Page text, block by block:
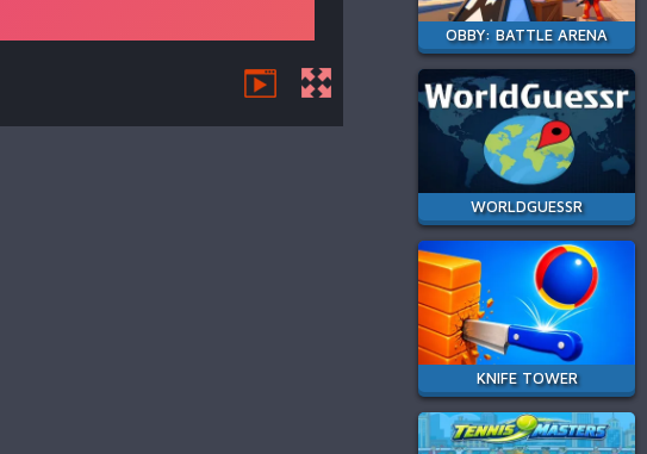
OBBY: BATTLE ARENA
WORLDGUESSR
KNIFE TOWER